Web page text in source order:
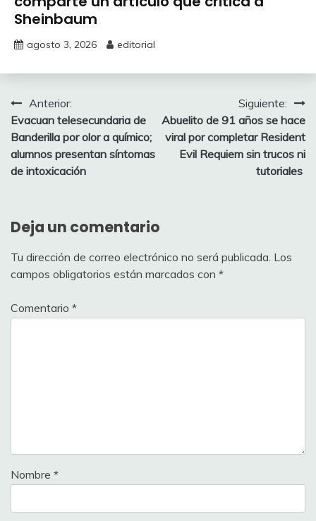
Sheinbaum
agosto 3, 2026 editorial
Navegación
de
entradas
Anterior:
Evacuan telesecundaria de
Banderilla por olor a químico;
alumnos presentan síntomas
de intoxicación
Siguiente:
Abuelito de 91 años se hace
viral por completar Resident
Evil Requiem sin trucos ni
tutoriales
Deja un comentario
Tu dirección de correo electrónico no será publicada. Los
campos obligatorios están marcados con *
Comentario *
Nombre *